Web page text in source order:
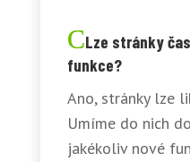
Lze stránky
funkce?
Ano, stránky lze
Umíme do nich
jakékoliv nové